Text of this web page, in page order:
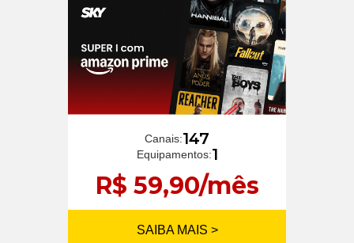
Canais:147
Equipamentos:1
R$ 59,90/mês
SAIBA MAIS >